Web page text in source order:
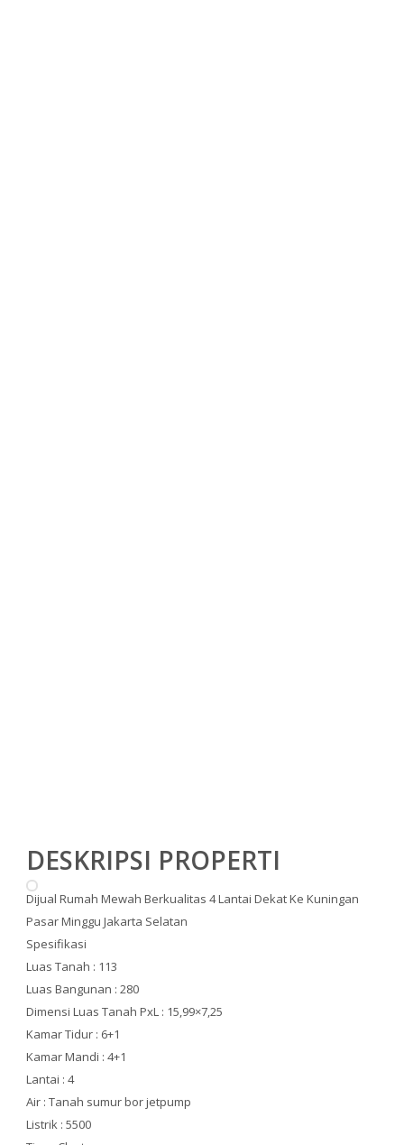
DESKRIPSI PROPERTI
Dijual Rumah Mewah Berkualitas 4 Lantai Dekat Ke Kuningan
Pasar Minggu Jakarta Selatan
Spesifikasi
Luas Tanah : 113
Luas Bangunan : 280
Dimensi Luas Tanah PxL : 15,99×7,25
Kamar Tidur : 6+1
Kamar Mandi : 4+1
Lantai : 4
Air : Tanah sumur bor jetpump
Listrik : 5500